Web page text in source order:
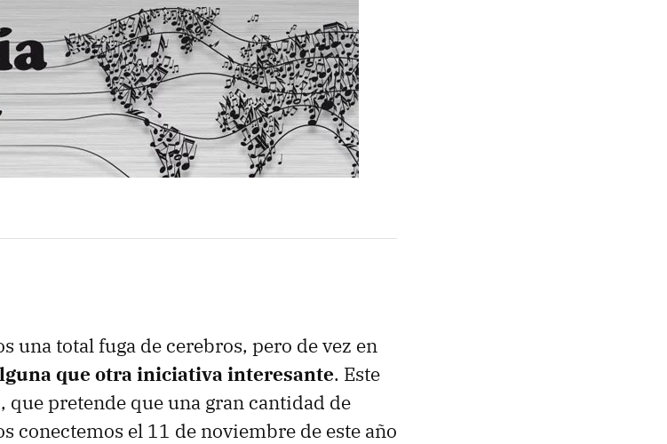
una total fuga de cerebros, pero de vez en
que otra iniciativa interesante. Este
, que pretende que una gran cantidad de
conectemos el 11 de noviembre de este año